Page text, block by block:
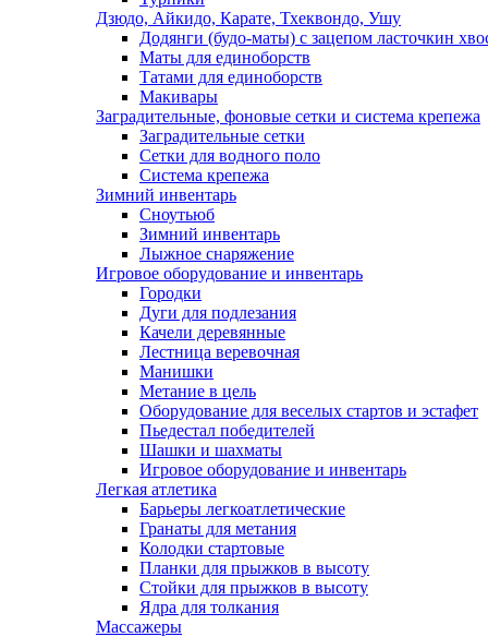
Дзюдо, Айкидо, Карате, Тхеквондо, Ушу
Додянги (будо-маты) с зацепом ласточкин
Маты для единоборств
Татами для единоборств
Макивары
Заградительные, фоновые сетки и система крепежа
Заградительные сетки
Сетки для водного поло
Система крепежа
Зимний инвентарь
Сноутьюб
Зимний инвентарь
Лыжное снаряжение
Игровое оборудование и инвентарь
Городки
Дуги для подлезания
Качели деревянные
Лестница веревочная
Манишки
Метание в цель
Оборудование для веселых стартов и эстафет
Пьедестал победителей
Шашки и шахматы
Игровое оборудование и инвентарь
Легкая атлетика
Барьеры легкоатлетические
Гранаты для метания
Колодки стартовые
Планки для прыжков в высоту
Стойки для прыжков в высоту
Ядра для толкания
Массажеры